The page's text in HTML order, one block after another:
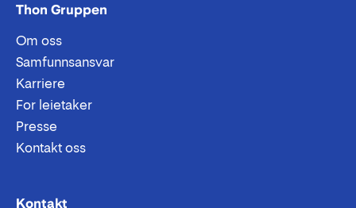
Thon Gruppen
Om oss
Samfunnsansvar
Karriere
For leietaker
Presse
Kontakt oss
Kontakt
Epost:
Telefon: